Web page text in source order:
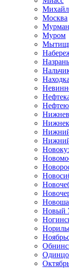
Москва
Муром
Назрань
Находка
Новый